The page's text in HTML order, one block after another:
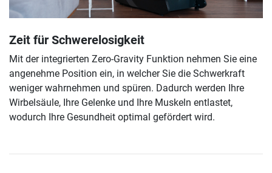
Zeit für Schwerelosigkeit
Mit der integrierten Zero-Gravity Funktion nehmen Sie eine
angenehme Position ein, in welcher Sie die Schwerkraft
weniger wahrnehmen und spüren. Dadurch werden Ihre
Wirbelsäule, Ihre Gelenke und Ihre Muskeln entlastet,
wodurch Ihre Gesundheit optimal gefördert wird.